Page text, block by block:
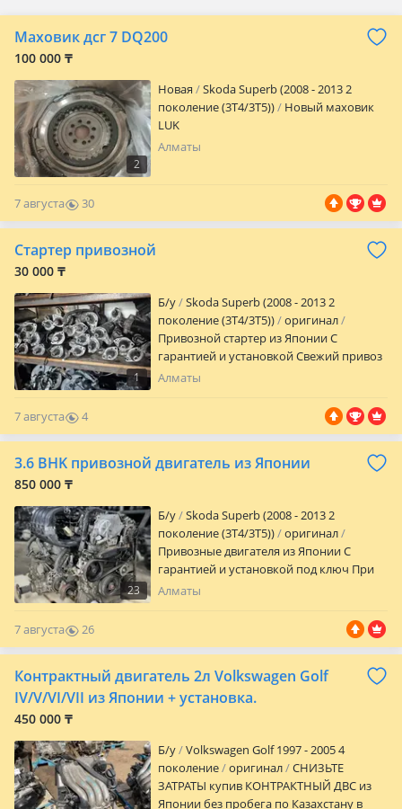
Маховик дсг 7 DQ200
100 000 ₸
2
Новая
Skoda Superb (2008 - 2013 2
поколение (3T4/3T5))
Новый маховик
LUK
Алматы
7 августа
30
0
Стартер привозной
30 000 ₸
1
Б/y
Skoda Superb (2008 - 2013 2
поколение (3T4/3T5))
оригинал
Привозной стартер из Японии С
гарантией и установкой Свежий привоз
в понедельник
Алматы
7 августа
4
0
3.6 BHK привозной двигатель из Японии
850 000 ₸
23
Б/y
Skoda Superb (2008 - 2013 2
поколение (3T4/3T5))
оригинал
Привозные двигателя из Японии С
гарантией и установкой под ключ При
установке масло антифриз фильтр
Алматы
7 августа
26
0
Контрактный двигатель 2л Volkswagen Golf
IV/V/VI/VII из Японии + установка.
450 000 ₸
Б/y
Volkswagen Golf 1997 - 2005 4
поколение
оригинал
СНИЗЬТЕ
ЗАТРАТЫ купив КОНТРАКТНЫЙ ДВС из
Японии без пробега по Казахстану в